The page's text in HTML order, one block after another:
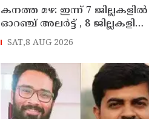
കനത്ത മഴ: ഇന്ന് 7 ജില്ലകളില്‍
ഓറഞ്ച് അലര്‍ട്ട് , 8 ജില്ലകളിലെ
വിദ്യാഭ്യാസ സ്ഥാപനങ്ങള്‍ക്ക്
SAT,8 AUG 2026